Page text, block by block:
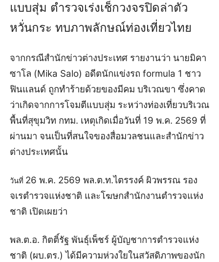
แบบสุ่ม ตำรวจเร่งเช็กวงจรปิดล่าตัว
หวั่นกระ ทบภาพลักษณ์ท่องเที่ยวไทย
จากกรณีสำนักข่าวต่างประเทศ รายงานว่า นายมิคา
ซาโล (Mika Salo) อดีตนักแข่งรถ formula 1 ชาว
ฟินแลนด์ ถูกทำร้ายด้วยของมีคม บริเวณขา ซึ่งคาด
ว่าเกิดจากการโจมตีแบบสุ่ม ระหว่างท่องเที่ยวบริเวณ
พื้นที่สุขุมวิท กทม. เหตุเกิดเมื่อวันที่ 19 พ.ค. 2569 ที่
ผ่านมา จนเป็นที่สนใจของสื่อมวลชนและสำนักข่าว
ต่างประเทศนั้น
วันที่ 26 พ.ค. 2569 พล.ต.ท.ไตรรงค์ ผิวพรรณ รอง
จเรตำรวจแห่งชาติ และโฆษกสำนักงานตำรวจแห่ง
ชาติ เปิดเผยว่า
พล.ต.อ. กิตติ์รัฐ พันธุ์เพ็ชร์ ผู้บัญชาการตำรวจแห่ง
ชาติ (ผบ.ตร.) ได้มีความห่วงใยในสวัสดิภาพของนัก